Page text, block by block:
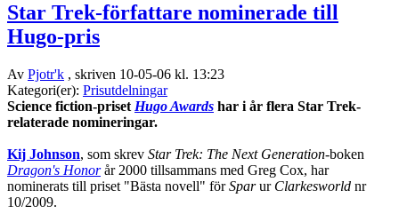
Star Trek-författare nominerade till
Hugo-pris
Av Pjotr'k , skriven 10-05-06 kl. 13:23
Kategori(er): Prisutdelningar
Science fiction-priset Hugo Awards har i år flera Star Trek-
relaterade nomineringar.
Kij Johnson, som skrev Star Trek: The Next Generation-boken
Dragon's Honorår 2000 tillsammans med Greg Cox, har
nominerats till priset "Bästa novell" förSparur Clarkesworld nr
10/2009.